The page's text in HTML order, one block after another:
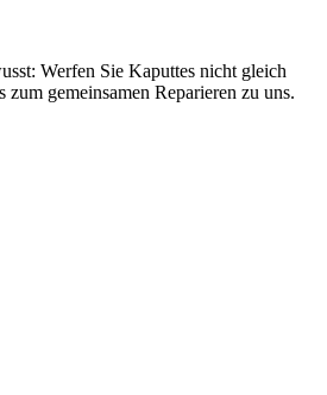
Werfen Sie Kaputtes nicht gleich
zum gemeinsamen Reparieren zu uns.